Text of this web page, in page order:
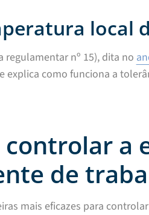
local
regulamentar nº 15), dita no
explica como funciona a
controlar a
de
mais eficazes para